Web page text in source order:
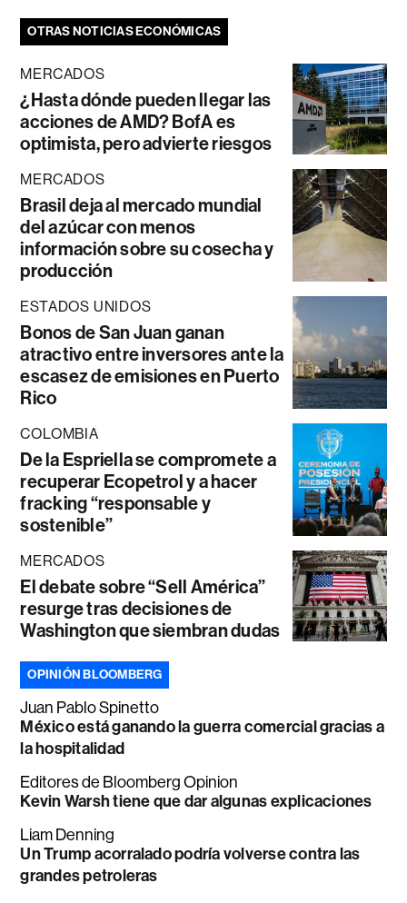
OTRAS NOTICIAS ECONÓMICAS
MERCADOS
¿Hasta dónde pueden llegar las
acciones de AMD? BofA es
optimista, pero advierte riesgos
MERCADOS
Brasil deja al mercado mundial
del azúcar con menos
información sobre su cosecha y
producción
ESTADOS UNIDOS
Bonos de San Juan ganan
atractivo entre inversores ante la
escasez de emisiones en Puerto
Rico
COLOMBIA
De la Espriella se compromete a
recuperar Ecopetrol y a hacer
fracking “responsable y
sostenible”
MERCADOS
El debate sobre “Sell América”
resurge tras decisiones de
Washington que siembran dudas
OPINIÓN BLOOMBERG
Juan Pablo Spinetto
México está ganando la guerra comercial gracias a
la hospitalidad
Editores de Bloomberg Opinion
Kevin Warsh tiene que dar algunas explicaciones
Liam Denning
Un Trump acorralado podría volverse contra las
grandes petroleras